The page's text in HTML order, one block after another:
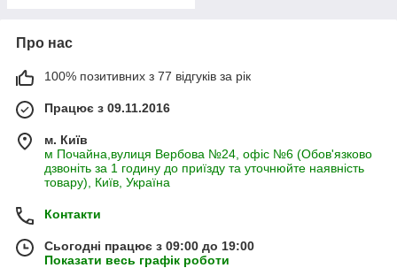
Про нас
100% позитивних з 77 відгуків за рік
Працює з 09.11.2016
м. Київ
м Почайна,вулиця Вербова №24, офіс №6 (Обов'язково
дзвоніть за 1 годину до приїзду та уточнюйте наявність
товару), Київ, Україна
Контакти
Сьогодні працює з 09:00 до 19:00
Показати весь графік роботи